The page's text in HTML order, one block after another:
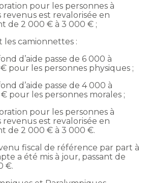
pour les personnes à
revenus est revalorisée en
de 2 000 € à 3 000 € ;
les camionnettes :
d’aide passe de 6 000 à
pour les personnes physiques ;
d’aide passe de 4 000 à
pour les personnes morales ;
pour les personnes à
revenus est revalorisée en
de 2 000 € à 3 000 €.
fiscal de référence par part à
a été mis à jour, passant de
€.